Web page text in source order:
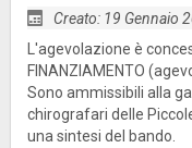
Creato: 19 Gennaio
L'agevolazione è
FINANZIAMENTO
Sono ammissibili alla
chirografari delle
una sintesi del bando.